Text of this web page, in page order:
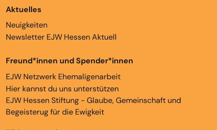
Aktuelles
Neuigkeiten
Newsletter EJW Hessen Aktuell
Freund*innen und Spender*innen
EJW Netzwerk Ehemaligenarbeit
Hier kannst du uns unterstützen
EJW Hessen Stiftung - Glaube, Gemeinschaft und
Begeisterug für die Ewigkeit